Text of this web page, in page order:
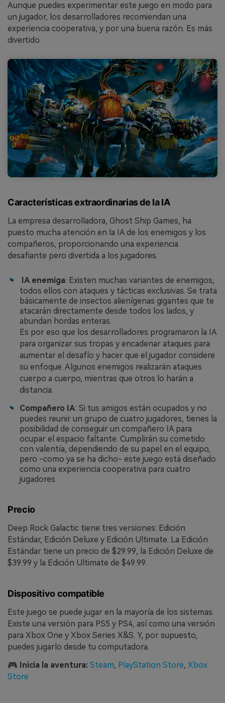
Aunque puedes experimentar este juego en modo para
un jugador, los desarrolladores recomiendan una
experiencia cooperativa, y por una buena razón. Es más
divertido.
Características extraordinarias de la IA
La empresa desarrolladora, Ghost Ship Games, ha
puesto mucha atención en la IA de los enemigos y los
compañeros, proporcionando una experiencia
desafiante pero divertida a los jugadores.
󠀰 IA enemiga: Existen muchas variantes de enemigos,
todos ellos con ataques y tácticas exclusivas.󠀲󠀡󠀣󠀨󠀡󠀨󠀢󠀥󠀩󠀳󠀰 Se trata
básicamente de insectos alienígenas gigantes que te
atacarán directamente desde todos los lados, y
abundan hordas enteras.
Es por eso que los desarrolladores programaron la IA
para organizar sus tropas y encadenar ataques para
aumentar el desafío y hacer que el jugador considere
su enfoque. Algunos enemigos realizarán ataques
cuerpo a cuerpo, mientras que otros lo harán a
distancia.
Compañero IA: Si tus amigos están ocupados y no
puedes reunir un grupo de cuatro jugadores, tienes la
posibilidad de conseguir un compañero IA para
ocupar el espacio faltante.󠀲󠀡󠀣󠀨󠀡󠀨󠀢󠀦󠀣󠀳󠀰 Cumplirán su cometido
con valentía, dependiendo de su papel en el equipo,
pero -como ya se ha dicho- este juego está diseñado
como una experiencia cooperativa para cuatro
jugadores.
Precio
Deep Rock Galactic tiene tres versiones: Edición
Estándar, Edición Deluxe y Edición Ultimate. La Edición
Estándar tiene un precio de $29.99, la Edición Deluxe de
$39.99 y la Edición Ultimate de $49.99.
Dispositivo compatible
Este juego se puede jugar en la mayoría de los sistemas.
Existe una versión para PS5 y PS4, así como una versión
para Xbox One y Xbox Series X&S. Y, por supuesto,
puedes jugarlo desde tu computadora.
🎮 Inicia la aventura: Steam, PlayStation Store, Xbox
Store